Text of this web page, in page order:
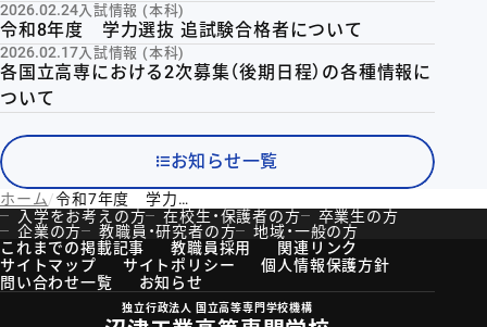
2026.02.24 入試情報 (本科)
令和8年度 学力選抜 追試験合格者について
2026.02.17 入試情報 (本科)
各国立高専における2次募集（後期日程）の各種情報に
ついて
お知らせ一覧
ホーム
令和7年度 学力選抜検査当日について（お知らせ）
入学をお考えの方
在校生・保護者の方
卒業生の方
企業の方
教職員・研究者の方
地域・一般の方
これまでの掲載記事
教職員採用
関連リンク
サイトマップ
サイトポリシー
個人情報保護方針
問い合わせ一覧
お知らせ
独立行政法人 国立高等専門学校機構